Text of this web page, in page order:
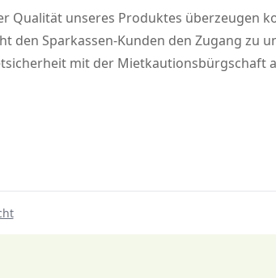
unseres Produktes überzeugen
Sparkassen-Kunden den Zugang zu
mit der Mietkautionsbürgschaft